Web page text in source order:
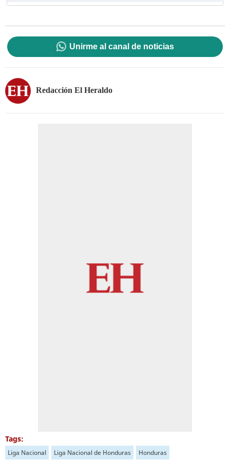
Unirme al canal de noticias
Redacción El Heraldo
Tags:
Liga Nacional Liga Nacional de Honduras Honduras